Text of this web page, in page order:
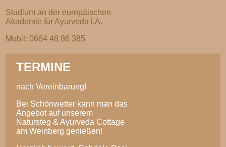
Studium an der europäischen
Akademie für Ayurveda i.A.
Mobil: 0664 48 86 385
TERMINE
nach Vereinbarung!
Bei Schönwetter kann man das
Angebot auf unserem
Natursteg & Ayurveda Cottage
am Weinberg genießen!